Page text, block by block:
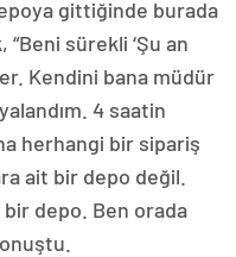
gittiğinde burada
sürekli ‘Şu an
Kendini bana müdür
4 saatin
herhangi bir sipariş
ait bir depo değil.
bir depo. Ben orada